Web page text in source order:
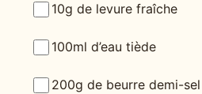
10g de levure fraîche
100ml d’eau tiède
200g de beurre demi-sel